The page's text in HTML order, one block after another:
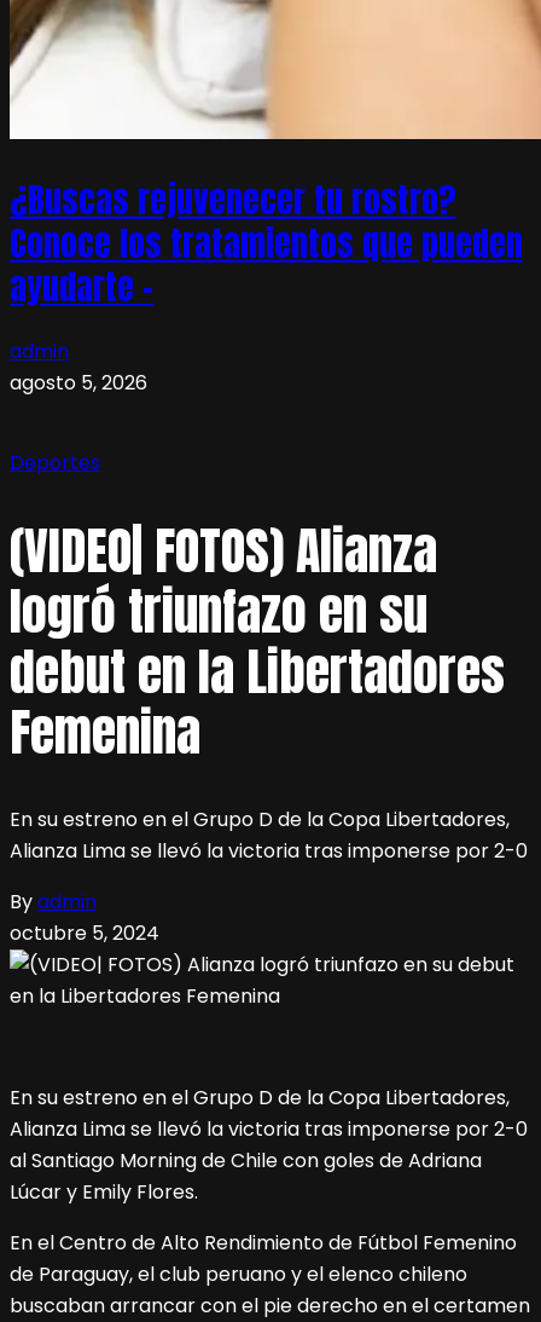
¿Buscas rejuvenecer tu rostro?
Conoce los tratamientos que pueden
ayudarte –
admin
agosto 5, 2026
Deportes
(VIDEO| FOTOS) Alianza
logró triunfazo en su
debut en la Libertadores
Femenina
En su estreno en el Grupo D de la Copa Libertadores,
Alianza Lima se llevó la victoria tras imponerse por 2-0
Byadmin
octubre 5, 2024
En su estreno en el Grupo D de la Copa Libertadores,
Alianza Lima se llevó la victoria tras imponerse por 2-0
al Santiago Morning de Chile con goles de Adriana
Lúcar y Emily Flores.
En el Centro de Alto Rendimiento de Fútbol Femenino
de Paraguay, el club peruano y el elenco chileno
buscaban arrancar con el pie derecho en el certamen